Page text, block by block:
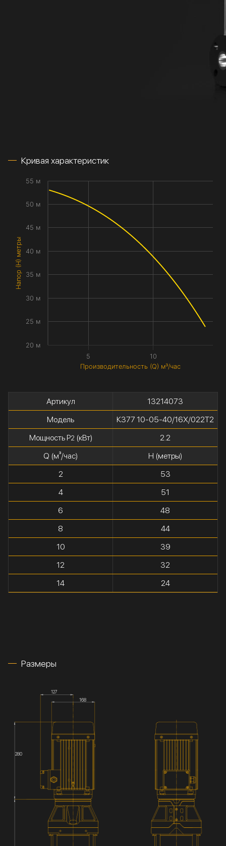
Кривая характеристик
Производительность (Q) м³/час
Напор (H) метры
10
5
20 м
25 м
30 м
35 м
40 м
45 м
50 м
55 м
Артикул
13214073
Модель
К377 10-05-40/16Х/022Т2
Мощность P2(кВт)
2.2
Q (м³/час)
H (метры)
2
53
4
51
6
48
8
44
10
39
12
32
14
24
Размеры
127
168
280